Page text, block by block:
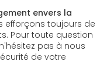
envers la
efforçons toujours de
Pour toute question
pas à nous
de votre